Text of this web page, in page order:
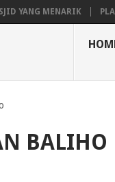
PLANG PAPAN
BALIHO